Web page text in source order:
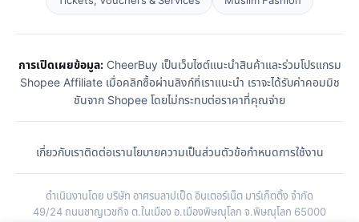
การเปิดเผยข้อมูล:CheerBuy เป็นเว็บไซต์แนะนำสินค้าและร่วมโปรแกรม
Shopee Affiliate เมื่อคลิกซื้อผ่านลิงก์ที่เราแนะนำ เราจะได้รับค่าคอมมิช
ชันจาก Shopee โดยไม่กระทบต่อราคาที่คุณจ่าย
เกี่ยวกับเราติดต่อเรานโยบายความเป็นส่วนตัวข้อกำหนดการใช้งาน
ดำเนินงานโดย บริษัท อาศรมลาปเป็ด อินเตอร์เน็ต มาร์เก็ตติ้ง จำกัด
49/24 ถนนชาญเวชกิจ ต.ในเมือง อ.เมืองพิษณุโลก จ.พิษณุโลก 65000